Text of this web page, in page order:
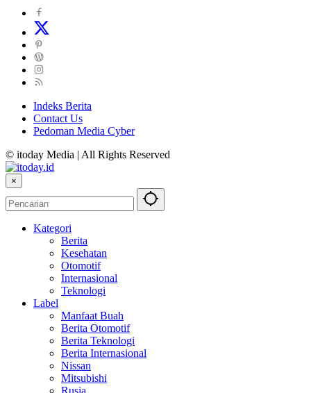
Indeks Berita
Contact Us
Pedoman Media Cyber
© itoday Media | All Rights Reserved
×
Kategori
Berita
Kesehatan
Otomotif
Internasional
Teknologi
Label
Manfaat Buah
Berita Otomotif
Berita Teknologi
Berita Internasional
Nissan
Mitsubishi
Rusia